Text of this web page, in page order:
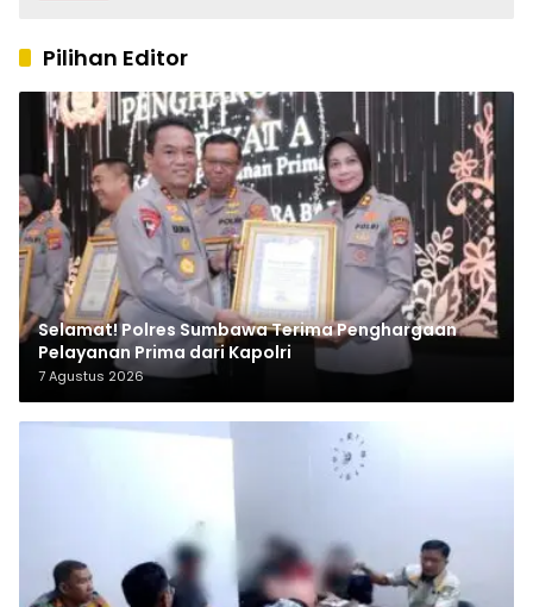
Pilihan Editor
Selamat! Polres Sumbawa Terima Penghargaan
Pelayanan Prima dari Kapolri
7 Agustus 2026